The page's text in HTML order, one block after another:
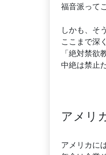
福音派って
しかも、そ
ここまで深
「絶対禁欲
中絶は禁止
アメリ
アメリカに